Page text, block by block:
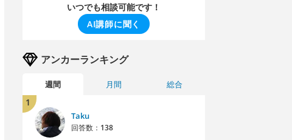
いつでも相談可能です！
AI講師に聞く
アンカーランキング
週間 月間 総合
1
Taku
回答数： 138